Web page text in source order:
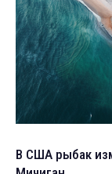
В США рыбак